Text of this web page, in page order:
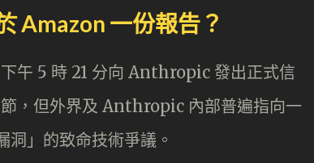
Amazon 一份報告？
午 5 時 21 分向 Anthropic 發出正式信
，但外界及 Anthropic 內部普遍指向一
」的致命技術爭議。